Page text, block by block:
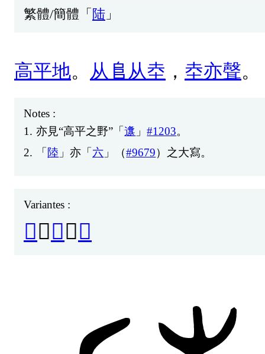
繁體/簡體「 陆 」
高平地。 从 𨸏 从坴 ， 坴亦聲。
Notes :
1. 亦見“高平之野”「邍 」#1203。
2.
「 陸 」亦 「 六 」（#9679） 之大寫。
Variantes :
𤱒、陆、𨸪